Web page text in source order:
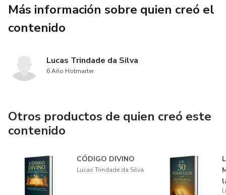
Más información sobre quien creó el
contenido
Lucas Trindade da Silva
6 Año Hotmarter
Otros productos de quien creó este
contenido
CÓDIGO DIVINO
Lucas Trindade da Silva